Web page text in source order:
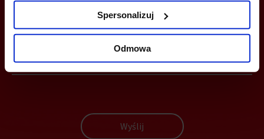
Spersonalizuj
Odmowa
MOŻESZ TEŻ ZOSTAWIĆ SWÓJ NUMER, A MY SKONTAKTUJEMY SIĘ
Wyślij